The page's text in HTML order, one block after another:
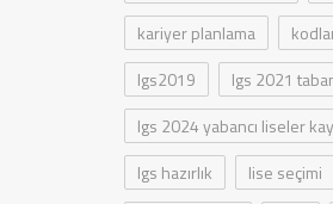
kariyer planlama
lgs2019
lgs 2021
lgs 2024 yabancı liseler
lgs hazırlık
lise seçimi